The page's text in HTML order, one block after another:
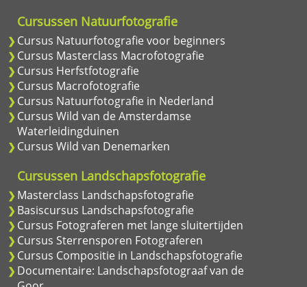
Cursussen Natuurfotografie
Cursus Natuurfotografie voor beginners
Cursus Masterclass Macrofotografie
Cursus Herfstfotografie
Cursus Macrofotografie
Cursus Natuurfotografie in Nederland
Cursus Wild van de Amsterdamse
Waterleidingduinen
Cursus Wild van Denemarken
Cursussen Landschapsfotografie
Masterclass Landschapsfotografie
Basiscursus Landschapsfotografie
Cursus Fotograferen met lange sluitertijden
Cursus Sterrensporen Fotograferen
Cursus Compositie in Landschapsfotografie
Documentaire: Landschapsfotograaf van de